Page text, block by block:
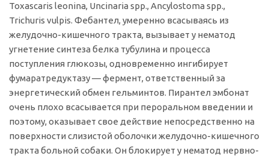
Toxascaris leonina, Uncinaria spp., Ancylostoma spp.,
Trichuris vulpis. Фебантел, умеренно всасываясь из
желудочно-кишечного тракта, вызывает у нематод
угнетение синтеза белка тубулина и процесса
поступления глюкозы, одновременно ингибирует
фумаратредуктазу — фермент, ответственный за
энергетический обмен гельминтов. Пирантел эмбонат
очень плохо всасывается при пероральном введении и
поэтому, оказывает свое действие непосредственно на
поверхности слизистой оболочки желудочно-кишечного
тракта больной собаки. Он блокирует у нематод нервно-